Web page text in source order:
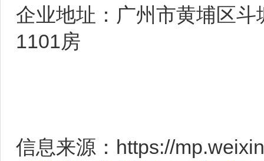
企业地址：广州市黄埔区
1101房
信息来源：https://